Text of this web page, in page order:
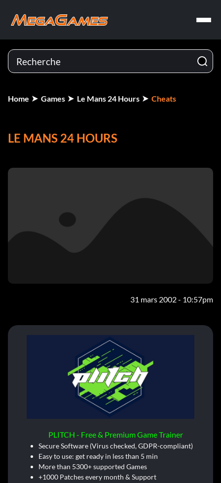
Home Games Le Mans 24 Hours Cheats
LE MANS 24 HOURS
31 mars 2002 - 10:57pm
PLITCH - Free & Premium Game Trainer
Secure Software (Virus checked, GDPR-compliant)
Easy to use: get ready in less than 5 min
More than 5300+ supported Games
+1000 Patches every month & Support